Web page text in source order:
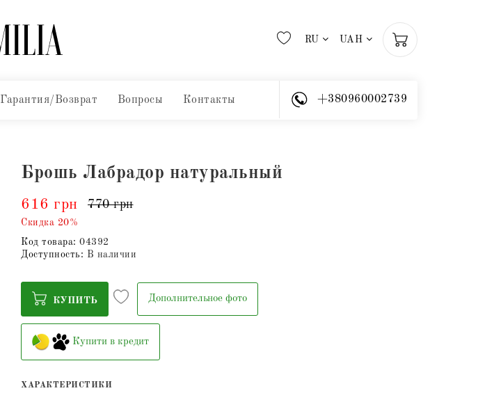
RU UAH
Гарантия/Возврат Вопросы Контакты +380960002739
Брошь Лабрадор натуральный
616 грн 770 грн
Скидка 20%
Код товара: 04392
Доступность: В наличии
КУПИТЬ Дополнительное фото
Купити в кредит
ХАРАКТЕРИСТИКИ